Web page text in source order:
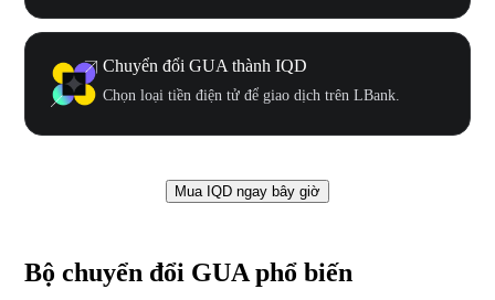
Chuyển đổi GUA thành IQD
Chọn loại tiền điện tử để giao dịch trên LBank.
Mua IQD ngay bây giờ
Bộ chuyển đổi GUA phổ biến